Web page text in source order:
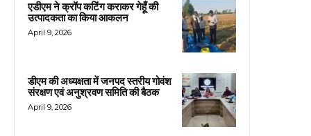
एडीएम ने क्रॉप कटिंग कराकर गेहूँ की
उत्पादकता का किया आकलन
April 9, 2026
डीएम की अध्यक्षता में जनपद स्तरीय गोवंश
संरक्षण एवं अनुश्रवण समिति की बैठक
April 9, 2026